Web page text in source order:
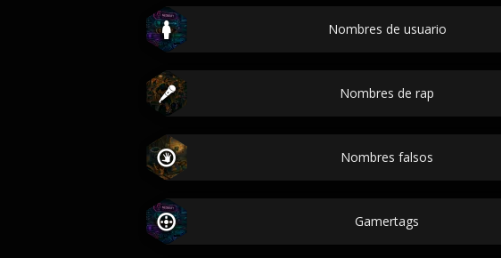
Nombres de usuario
Nombres de rap
Nombres falsos
Gamertags